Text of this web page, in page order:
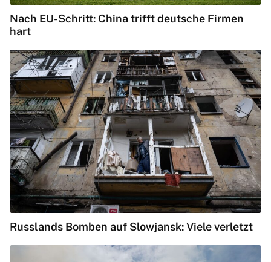
Nach EU-Schritt: China trifft deutsche Firmen
hart
Russlands Bomben auf Slowjansk: Viele verletzt